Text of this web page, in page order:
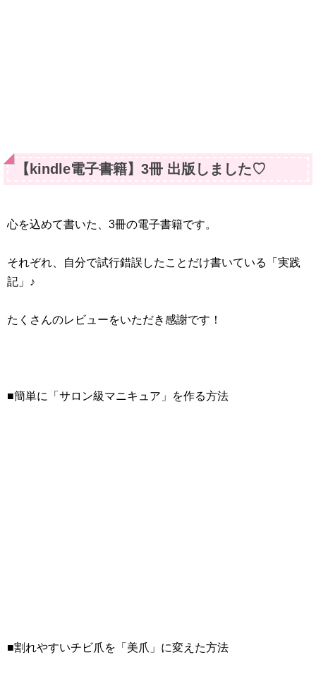
【kindle電子書籍】3冊 出版しました♡
心を込めて書いた、3冊の電子書籍です。
それぞれ、自分で試行錯誤したことだけ書いている「実践
記」♪
たくさんのレビューをいただき感謝です！
■簡単に「サロン級マニキュア」を作る方法
■割れやすいチビ爪を「美爪」に変えた方法